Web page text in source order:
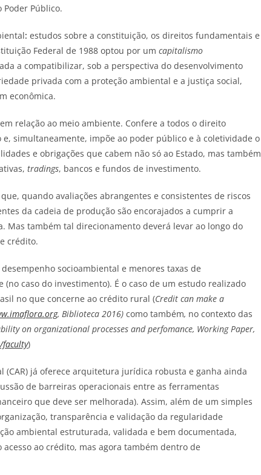
Público.
: estudos sobre a constituição, os direitos fundamentais e
Federal de 1988 optou por um capitalismo
a compatibilizar, sob a perspectiva do desenvolvimento
privada com a proteção ambiental e a justiça social,
econômica.
relação ao meio ambiente. Confere a todos o direito
simultaneamente, impõe ao poder público e à coletividade o
e obrigações que cabem não só ao Estado, mas também
tradings, bancos e fundos de investimento.
quando avaliações abrangentes e consistentes de riscos
da cadeia de produção são encorajados a cumprir a
Mas também tal direcionamento deverá levar ao longo do
crédito.
socioambiental e menores taxas de
caso do investimento). É o caso de um estudo realizado
no que concerne ao crédito rural (Credit can make a
, Biblioteca 2016) como também, no contexto das
on organizational processes and perfomance, Working Paper,
faculty)
(CAR) já oferece arquitetura jurídica robusta e ganha ainda
de barreiras operacionais entre as ferramentas
que deve ser melhorada). Assim, além de um simples
transparência e validação da regularidade
ambiental estruturada, validada e bem documentada,
ao crédito, mas agora também dentro de